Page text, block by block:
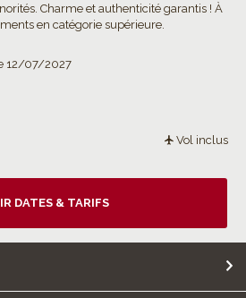
Charme et authenticité garantis ! À
en catégorie supérieure.
12/07/2027
Vol inclus
DATES & TARIFS